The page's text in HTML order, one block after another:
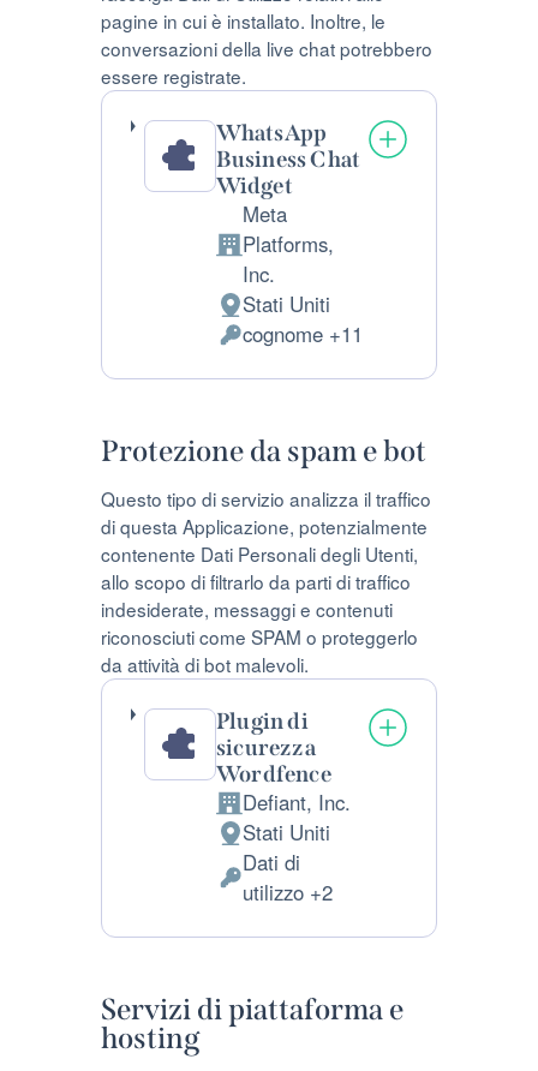
pagine in cui è installato. Inoltre, le
conversazioni della live chat potrebbero
essere registrate.
WhatsApp
Business Chat
Widget
Azienda:
Meta
Platforms,
Inc.
Luogo
del
trattamento:
Stati Uniti
Dati
Personali
cognome +11
Protezione da spam e bot
Questo tipo di servizio analizza il traffico
di questa Applicazione, potenzialmente
contenente Dati Personali degli Utenti,
allo scopo di filtrarlo da parti di traffico
indesiderate, messaggi e contenuti
riconosciuti come SPAM o proteggerlo
da attività di bot malevoli.
Plugin di
sicurezza
Wordfence
Azienda:
Defiant, Inc.
Luogo
del
trattamento:
Stati Uniti
Dati
Dati di
utilizzo +2
Servizi di piattaforma e
hosting